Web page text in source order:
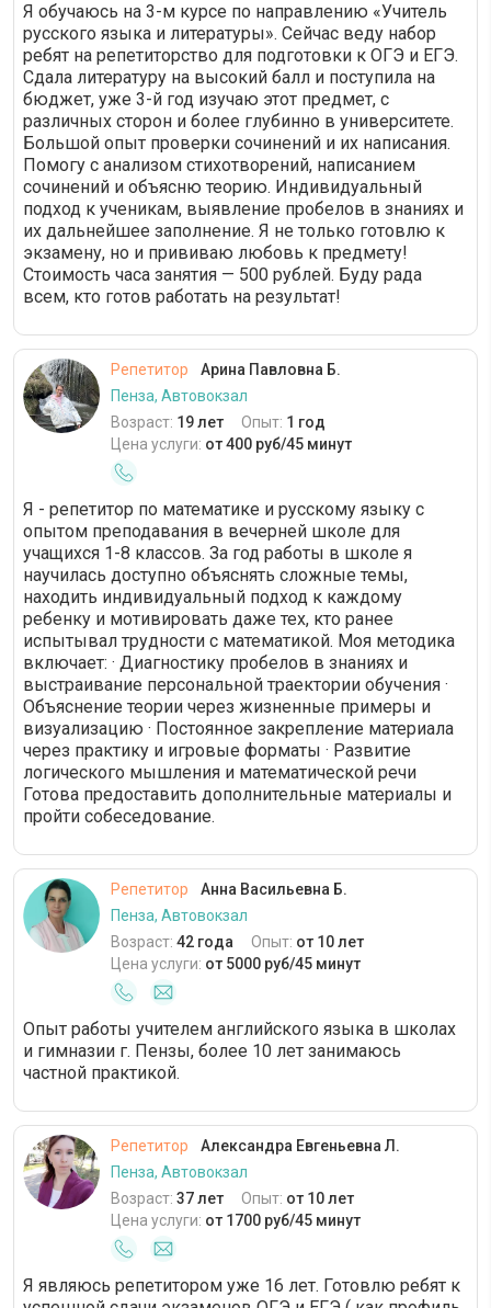
Я обучаюсь на 3-м курсе по направлению «Учитель
русского языка и литературы». Сейчас веду набор
ребят на репетиторство для подготовки к ОГЭ и ЕГЭ.
Сдала литературу на высокий балл и поступила на
бюджет, уже 3-й год изучаю этот предмет, с
различных сторон и более глубинно в университете.
Большой опыт проверки сочинений и их написания.
Помогу с анализом стихотворений, написанием
сочинений и объясню теорию. Индивидуальный
подход к ученикам, выявление пробелов в знаниях и
их дальнейшее заполнение. Я не только готовлю к
экзамену, но и прививаю любовь к предмету!
Стоимость часа занятия — 500 рублей. Буду рада
всем, кто готов работать на результат!
Репетитор
Арина Павловна Б.
Пенза, Автовокзал
Возраст: 19 лет Опыт: 1 год
Цена услуги: от 400 руб/45 минут
Я - репетитор по математике и русскому языку с
опытом преподавания в вечерней школе для
учащихся 1-8 классов. За год работы в школе я
научилась доступно объяснять сложные темы,
находить индивидуальный подход к каждому
ребенку и мотивировать даже тех, кто ранее
испытывал трудности с математикой. Моя методика
включает: · Диагностику пробелов в знаниях и
выстраивание персональной траектории обучения ·
Объяснение теории через жизненные примеры и
визуализацию · Постоянное закрепление материала
через практику и игровые форматы · Развитие
логического мышления и математической речи
Готова предоставить дополнительные материалы и
пройти собеседование.
Репетитор
Анна Васильевна Б.
Пенза, Автовокзал
Возраст: 42 года Опыт: от 10 лет
Цена услуги: от 5000 руб/45 минут
Опыт работы учителем английского языка в школах
и гимназии г. Пензы, более 10 лет занимаюсь
частной практикой.
Репетитор
Александра Евгеньевна Л.
Пенза, Автовокзал
Возраст: 37 лет Опыт: от 10 лет
Цена услуги: от 1700 руб/45 минут
Я являюсь репетитором уже 16 лет. Готовлю ребят к